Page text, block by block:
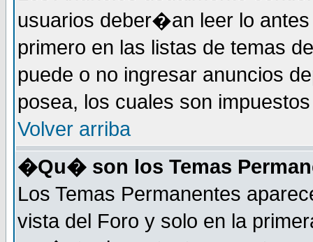
usuarios deber�an leer lo
primero en las listas de temas
puede o no ingresar anuncios
posea, los cuales son
Volver arriba
�Qu� son los Temas
Los Temas Permanentes
vista del Foro y solo en la